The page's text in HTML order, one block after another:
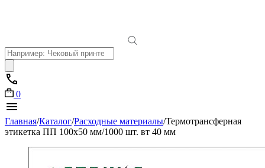
Поиск
товаров
0
Главная/Каталог/Расходные материалы/Термотрансферная
этикетка ПП 100х50 мм/1000 шт. вт 40 мм